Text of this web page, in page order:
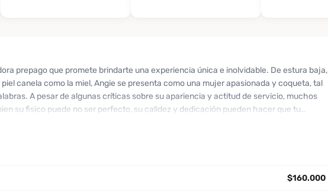
prepago que promete brindarte una experiencia única e inolvidable. De estura baja,
canela como la miel, Angie se presenta como una mujer apasionada y coqueta, tal
A pesar de algunas críticas sobre su apariencia y actitud de servicio, muchos
su fisico puede no ser perfecto, su calidez y dedicación pueden hacer que tu
ten en cuenta que hay quienes han señalado que no siempre cumple con lo
a conocerla, no dudes en contactarla y vivir un momento de conexión y complicidad.
$160.000